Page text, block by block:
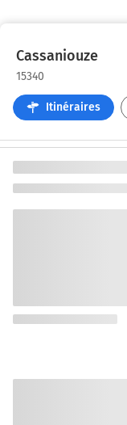
Cassaniouze
15340
Itinéraires